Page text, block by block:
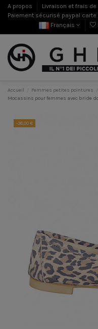
A propos
Livraison et frais de
Paiement sécurisé paypal carte
Français
Accueil Femmes petites pointures
Mocassins pour femmes avec bride
-38,00 €